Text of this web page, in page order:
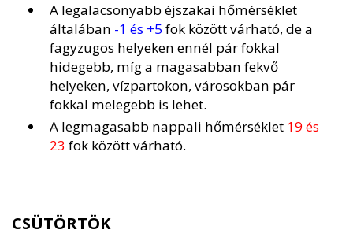
A legalacsonyabb éjszakai hőmérséklet
általában -1 és +5 fok között várható, de a
fagyzugos helyeken ennél pár fokkal
hidegebb, míg a magasabban fekvő
helyeken, vízpartokon, városokban pár
fokkal melegebb is lehet.
A legmagasabb nappali hőmérséklet 19 és
23 fok között várható.
CSÜTÖRTÖK